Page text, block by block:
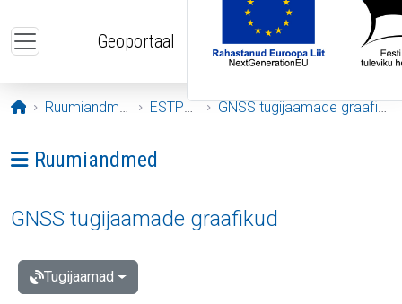
Geoportaal
Avaleht
Ruumiandmed ESTPOS GNSS tugijaamade graafikud
Ava menüü: Ruumiandmed
Ruumiandmed
GNSS tugijaamade graafikud
Tugijaamad